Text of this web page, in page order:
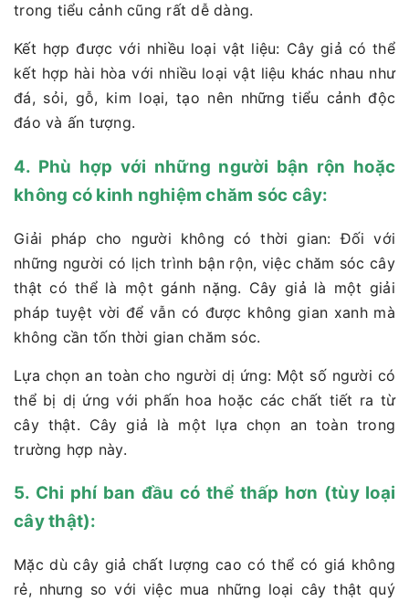
trong tiểu cảnh cũng rất dễ dàng.
Kết hợp được với nhiều loại vật liệu: Cây giả có thể
kết hợp hài hòa với nhiều loại vật liệu khác nhau như
đá, sỏi, gỗ, kim loại, tạo nên những tiểu cảnh độc
đáo và ấn tượng.
4. Phù hợp với những người bận rộn hoặc
không có kinh nghiệm chăm sóc cây:
Giải pháp cho người không có thời gian: Đối với
những người có lịch trình bận rộn, việc chăm sóc cây
thật có thể là một gánh nặng. Cây giả là một giải
pháp tuyệt vời để vẫn có được không gian xanh mà
không cần tốn thời gian chăm sóc.
Lựa chọn an toàn cho người dị ứng: Một số người có
thể bị dị ứng với phấn hoa hoặc các chất tiết ra từ
cây thật. Cây giả là một lựa chọn an toàn trong
trường hợp này.
5. Chi phí ban đầu có thể thấp hơn (tùy loại
cây thật):
Mặc dù cây giả chất lượng cao có thể có giá không
rẻ, nhưng so với việc mua những loại cây thật quý